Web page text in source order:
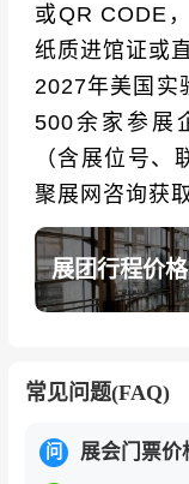
或QR CODE
纸质进馆证或
2027年美国实
500余家参展
（含展位号
聚展网咨询获取
展团行程价格
常见问题(FAQ)
问 展会门票价